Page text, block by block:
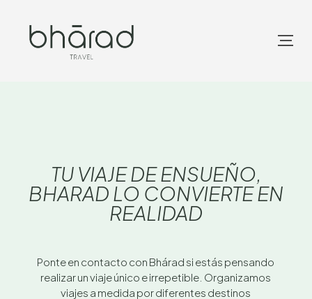
TU VIAJE DE ENSUEÑO,
BHARAD LO CONVIERTE EN
REALIDAD
Ponte en contacto con Bhárad si estás pensando
realizar un viaje único e irrepetible. Organizamos
viajes a medida por diferentes destinos